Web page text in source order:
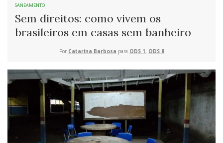
SANEAMENTO
Sem direitos: como vivem os
brasileiros em casas sem banheiro
Por Catarina Barbosa para ODS 1, ODS 8